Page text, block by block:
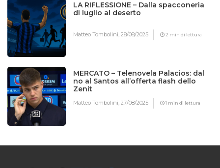
LA RIFLESSIONE – Dalla spacconeria
di luglio al deserto
Matteo Tombolini,28/08/2025 2 min di lettura
MERCATO – Telenovela Palacios: dal
no al Santos all’offerta flash dello
Zenit
Matteo Tombolini,27/08/2025 1 min di lettura